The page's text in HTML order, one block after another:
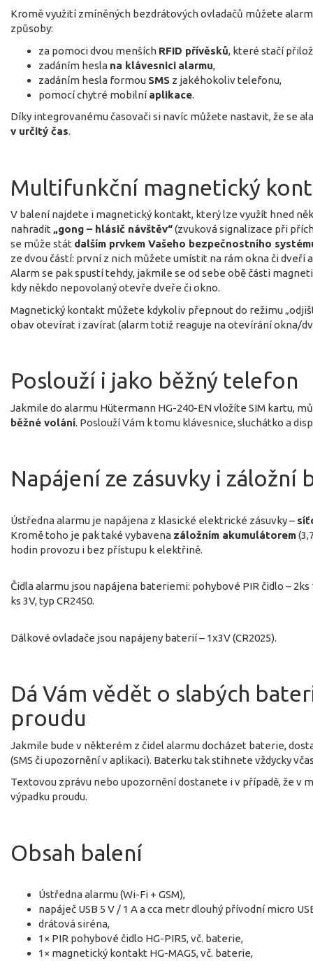
Kromě využití zmíněných bezdrátových ovladačů můžete
způsoby:
za pomoci dvou menších RFID přívěsků, které stačí
zadáním hesla na klávesnici alarmu,
zadáním hesla formou SMS z jakéhokoliv telefonu,
pomocí chytré mobilní aplikace.
Díky integrovanému časovači si navíc můžete nastavit, že se
v určitý čas.
Multifunkční magnetický
V balení najdete i magnetický kontakt, který lze využít hned
nahradit „gong – hlásič návštěv“(zvuková signalizace při
se může stát dalším prvkem Vašeho bezpečnostního
ze dvou částí: první z nich můžete umístit na rám okna či dveří
Alarm se pak spustí tehdy, jakmile se od sebe obě části
kdy někdo nepovolaný otevře dveře či okno.
Magnetický kontakt můžete kdykoliv přepnout do režimu
obav otevírat i zavírat (alarm totiž reaguje na otevírání okna/
Poslouží i jako běžný telefon
Jakmile do alarmu Hütermann HG-240-EN vložíte SIM kartu,
běžné volání. Poslouží Vám k tomu klávesnice, sluchátko a
Napájení ze zásuvky i záložní
Ústředna alarmu je napájena z klasické elektrické zásuvky –
Kromě toho je pak také vybavena záložním akumulátorem
hodin provozu i bez přístupu k elektřině.
Čidla alarmu jsou napájena bateriemi: pohybové PIR čidlo –
ks 3V, typ CR2450.
Dálkové ovladače jsou napájeny baterií – 1x3V (CR2025).
Dá Vám vědět o slabých
proudu
Jakmile bude v některém z čidel alarmu docházet baterie,
(SMS či upozornění v aplikaci). Baterku tak stihnete vždycky
Textovou zprávu nebo upozornění dostanete i v případě, že v
výpadku proudu.
Obsah balení
Ústředna alarmu (Wi-Fi + GSM),
napáječ USB 5 V / 1 A a cca metr dlouhý přívodní micro
drátová siréna,
1× PIR pohybové čidlo HG-PIR5, vč. baterie,
1× magnetický kontakt HG-MAG5, vč. baterie,